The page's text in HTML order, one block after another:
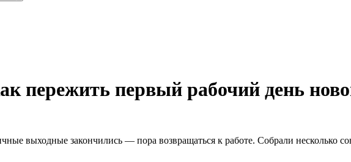
пережить первый рабочий день
выходные закончились — пора возвращаться к работе. Собрали несколько